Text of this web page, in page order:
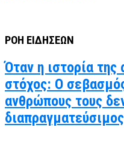
ΡΟΗ ΕΙΔΗΣΕΩΝ
Όταν η ιστορία της
στόχος: Ο
ανθρώπους τους
διαπραγματεύσιμος